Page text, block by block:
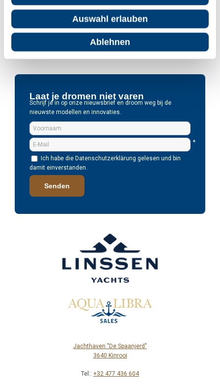
Auswahl erlauben
Ablehnen
Die Linssen Variodeck Series ist die Yachtserie mit dem Variodeck Grand
Sturdy 500 Sedan. Die größte Yacht mit offenem Cockpit von Linssen
Yachts. Mit seinen Maßen von 15,50 x 4,65 Metern ist es der ultimative
Reisende auf Europas Wasserstraßen.
Mehr lesen
Jachthaven "De Spaanjerd"
3640 Kinrooi
Tel.: +32 477 436 604
Laat je dromen niet varen
Schrijf je in op onze nieuwsbrief en droom weg bij de
nieuwste modellen en innovaties.
*
Ich habe die Datenschutzerklärung gelesen und bin
damit einverstanden.
Senden